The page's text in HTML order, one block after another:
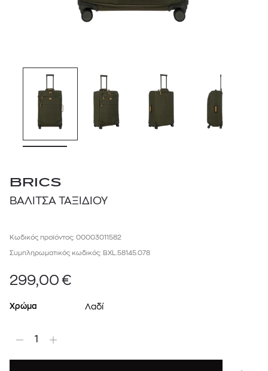
BRICS
ΒΑΛΙΤΣΑ ΤΑΞΙΔΙΟΥ
Κωδικός προϊόντος: 00003011582
Συμπληρωματικός κωδικός: BXL.58145.078
299,00 €
Χρώμα Λαδί
1